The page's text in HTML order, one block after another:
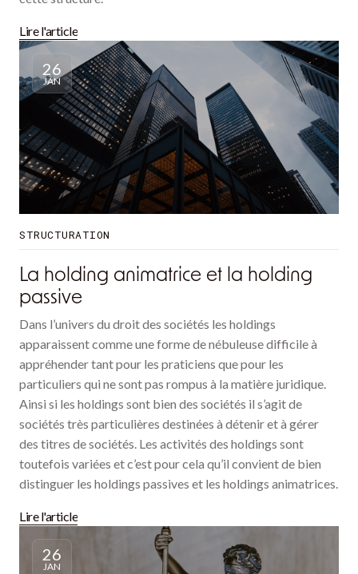
Lire l'article
26
JAN
STRUCTURATION
La holding animatrice et la holding
passive
Dans l’univers du droit des sociétés les holdings
apparaissent comme une forme de nébuleuse difficile à
appréhender tant pour les praticiens que pour les
particuliers qui ne sont pas rompus à la matière juridique.
Ainsi si les holdings sont bien des sociétés il s’agit de
sociétés très particulières destinées à détenir et à gérer
des titres de sociétés. Les activités des holdings sont
toutefois variées et c’est pour cela qu’il convient de bien
distinguer les holdings passives et les holdings animatrices.
Lire l'article
26
JAN